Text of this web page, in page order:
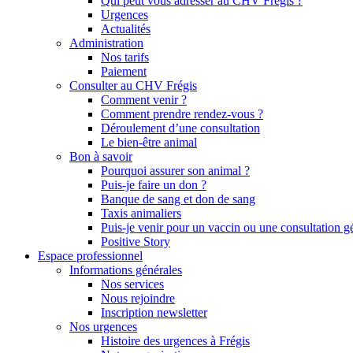
Urgences
Actualités
Administration
Nos tarifs
Paiement
Consulter au CHV Frégis
Comment venir ?
Comment prendre rendez-vous ?
Déroulement d’une consultation
Le bien-être animal
Bon à savoir
Pourquoi assurer son animal ?
Puis-je faire un don ?
Banque de sang et don de sang
Taxis animaliers
Puis-je venir pour un vaccin ou une consultation
Positive Story
Espace professionnel
Informations générales
Nos services
Nous rejoindre
Inscription newsletter
Nos urgences
Histoire des urgences à Frégis